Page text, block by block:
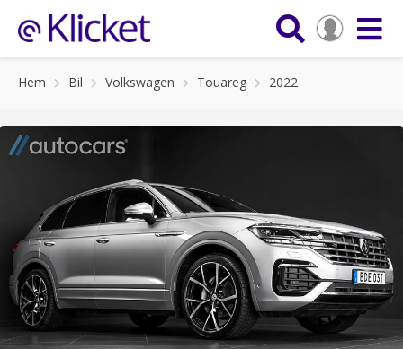
Hem Bil Volkswagen Touareg 2022